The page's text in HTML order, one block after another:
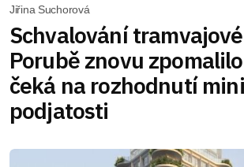
Jiřina Suchorová
Schvalování
Porubě znovu
čeká na rozhodnutí
podjatosti